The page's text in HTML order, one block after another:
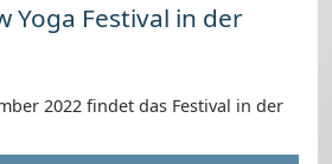
Yoga Festival in der
2022 findet das Festival in der